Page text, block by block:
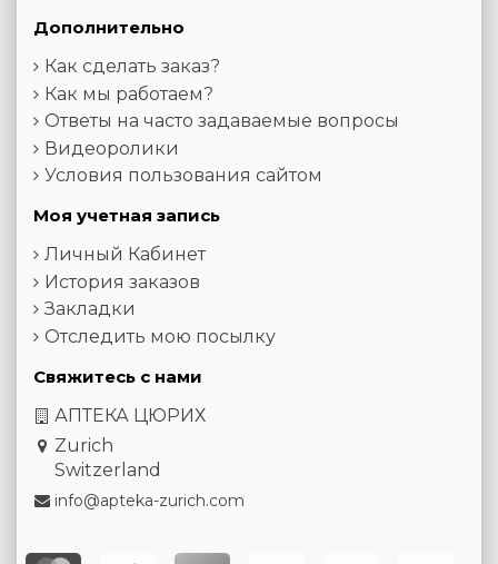
Дополнительно
Как сделать заказ?
Как мы работаем?
Ответы на часто задаваемые вопросы
Видеоролики
Условия пользования сайтом
Моя учетная запись
Личный Кабинет
История заказов
Закладки
Отследить мою посылку
Свяжитесь с нами
АПТЕКА ЦЮРИХ
Zurich
Switzerland
info@apteka-zurich.com